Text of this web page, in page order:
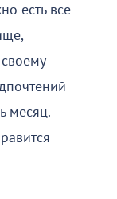
есть все
месяц.